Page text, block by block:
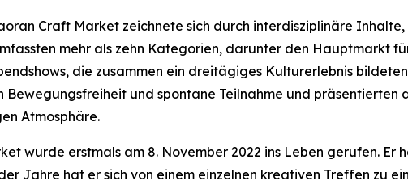
Craft Market zeichnete sich durch interdisziplinäre
mehr als zehn Kategorien, darunter den Hauptmarkt
die zusammen ein dreitägiges Kulturerlebnis
Bewegungsfreiheit und spontane Teilnahme und
Atmosphäre.
wurde erstmals am 8. November 2022 ins Leben gerufen.
Jahre hat er sich von einem einzelnen kreativen Treffen zu